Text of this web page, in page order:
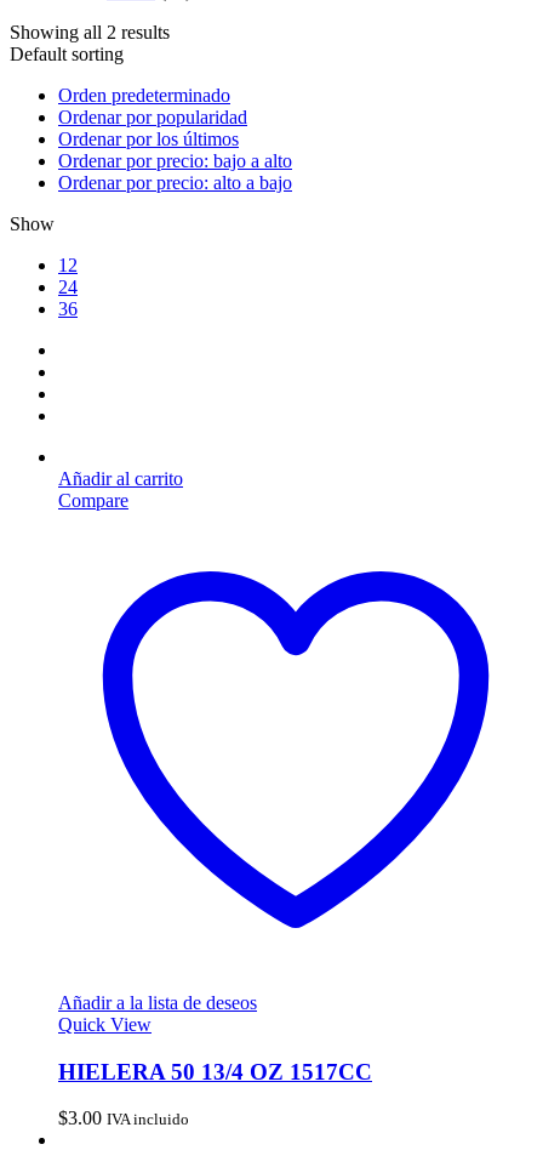
Showing all 2 results
Default sorting
Orden predeterminado
Ordenar por popularidad
Ordenar por los últimos
Ordenar por precio: bajo a alto
Ordenar por precio: alto a bajo
Show
12
24
36
Añadir al carrito
Compare
Añadir a la lista de deseos
Quick View
HIELERA 50 13/4 OZ 1517CC
$3.00 IVA incluido